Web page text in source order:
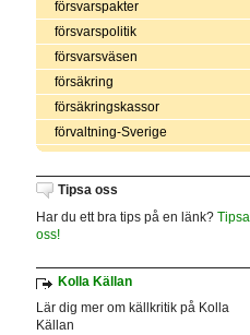
försvarspakter
försvarspolitik
försvarsväsen
försäkring
försäkringskassor
förvaltning-Sverige
Tipsa oss
Har du ett bra tips på en länk? Tipsa
oss!
Kolla Källan
Lär dig mer om källkritik på Kolla
Källan